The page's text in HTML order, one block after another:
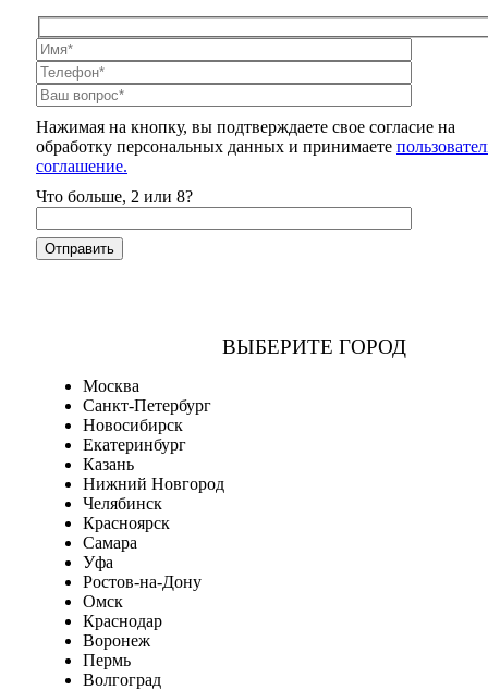
Нажимая на кнопку, вы подтверждаете свое согласие на
обработку персональных данных и принимаете
соглашение.
Что больше, 2 или 8?
ВЫБЕРИТЕ ГОРОД
Москва
Санкт-Петербург
Новосибирск
Екатеринбург
Казань
Нижний Новгород
Челябинск
Красноярск
Самара
Уфа
Ростов-на-Дону
Омск
Краснодар
Воронеж
Пермь
Волгоград